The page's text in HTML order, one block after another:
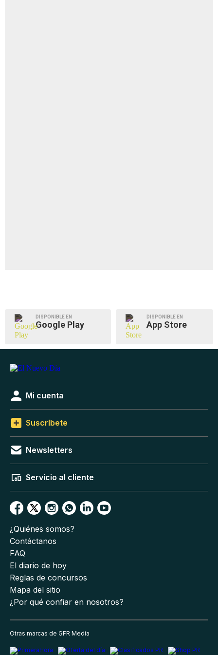
DISPONIBLE EN
Google Play
DISPONIBLE EN
App Store
Mi cuenta
Suscríbete
Newsletters
Servicio al cliente
¿Quiénes somos?
Contáctanos
FAQ
El diario de hoy
Reglas de concursos
Mapa del sitio
¿Por qué confiar en nosotros?
Otras marcas de GFR Media